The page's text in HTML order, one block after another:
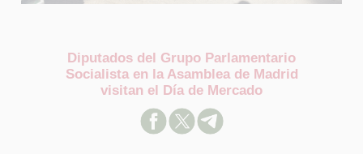
Diputados del Grupo Parlamentario
Socialista en la Asamblea de Madrid
visitan el Día de Mercado